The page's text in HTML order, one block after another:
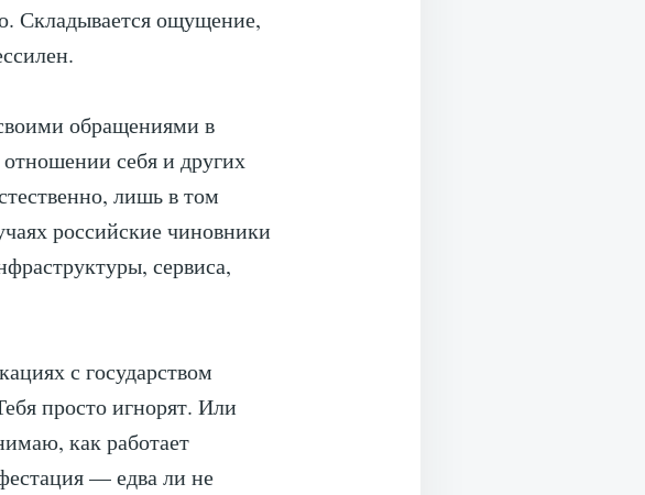
Складывается ощущение,
обращениями в
себя и других
лишь в том
российские чиновники
сервиса,
с государством
просто игнорят. Или
как работает
— едва ли не